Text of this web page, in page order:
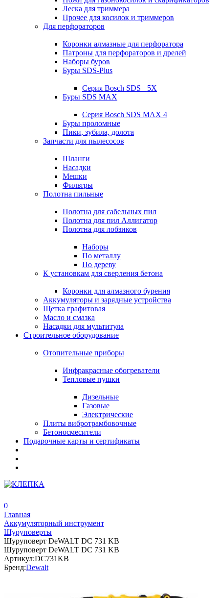
Леска для триммера
Прочее для косилок и триммеров
Для перфораторов
Коронки алмазные для перфоратора
Патроны для перфораторов и дрелей
Наборы буров
Буры SDS-Plus
Серия Bosch SDS+ 5X
Буры SDS MAX
Серия Bosch SDS MAX 4
Буры проломные
Пики, зубила, долота
Запчасти для пылесосов
Шланги
Насадки
Мешки
Фильтры
Полотна пильные
Полотна для сабельных пил
Полотна для пил Аллигатор
Полотна для лобзиков
Наборы
По металлу
По дереву
К установкам для сверления бетона
Коронки для алмазного бурения
Аккумуляторы и зарядные устройства
Щетка графитовая
Масло и смазка
Насадки для мультитула
Строительное оборудование
Отопительные приборы
Инфракрасные обогреватели
Тепловые пушки
Дизельные
Газовые
Электрические
Плиты вибротрамбовочные
Бетоносмесители
Подарочные карты и сертификаты
0
Главная
Аккумуляторный инструмент
Шуруповерты
Шуруповерт DeWALT DC 731 KB
Шуруповерт DeWALT DC 731 KB
Артикул:DC731KB
Бренд:Dewalt